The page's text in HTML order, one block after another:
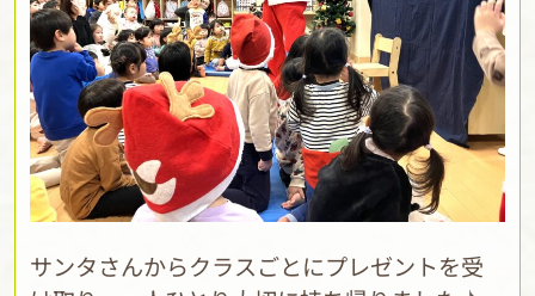
サンタさんからクラスごとにプレゼントを受